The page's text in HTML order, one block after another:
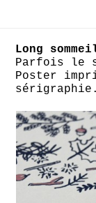
Long
Parfois le
Poster
sérigraphie.